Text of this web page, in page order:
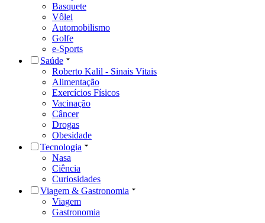
Basquete
Vôlei
Automobilismo
Golfe
e-Sports
Saúde
Roberto Kalil - Sinais Vitais
Alimentação
Exercícios Físicos
Vacinação
Câncer
Drogas
Obesidade
Tecnologia
Nasa
Ciência
Curiosidades
Viagem & Gastronomia
Viagem
Gastronomia